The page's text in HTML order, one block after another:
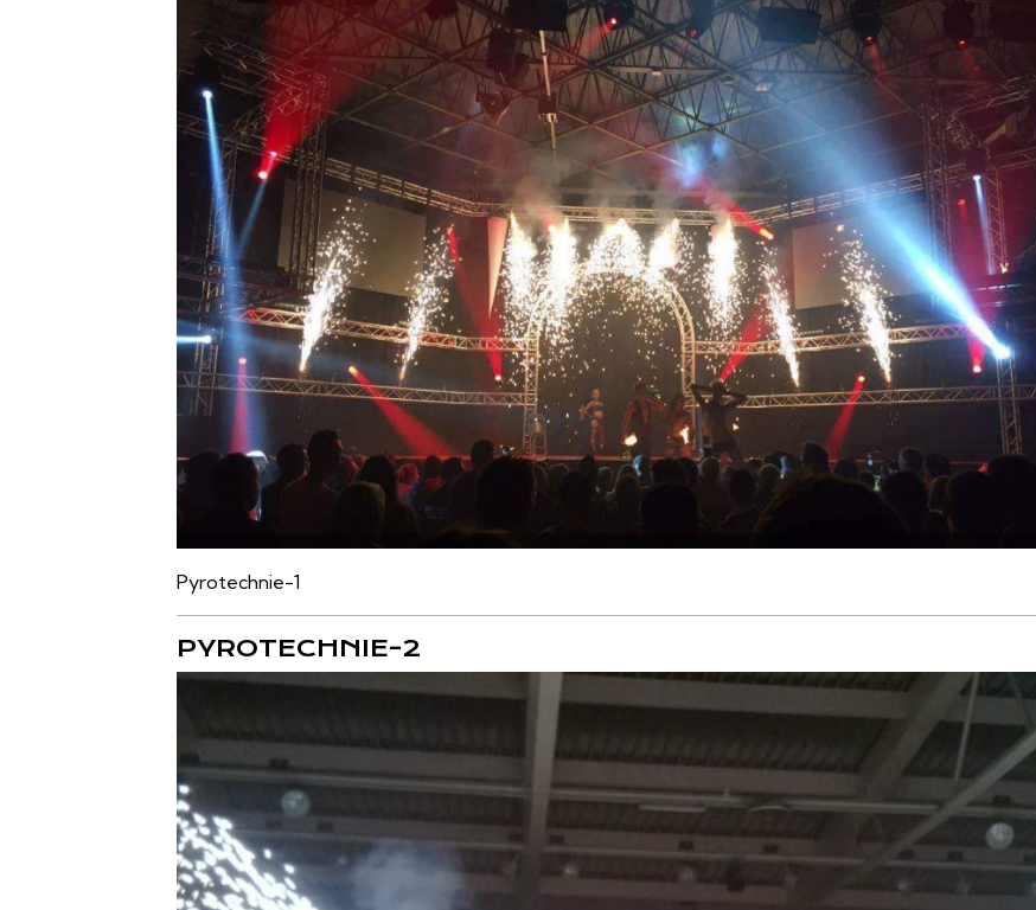
Pyrotechnie-1
PYROTECHNIE-2